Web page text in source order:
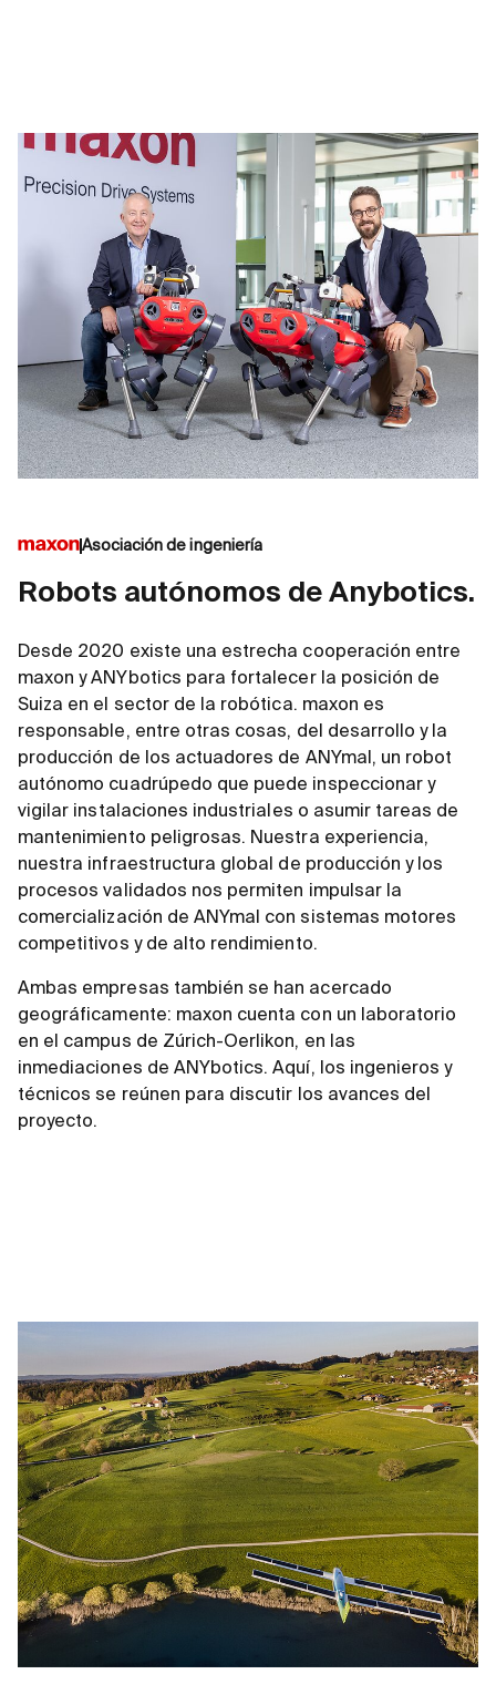
Asociación de ingeniería
Robots autónomos de Anybotics.
Desde 2020 existe una estrecha cooperación entre
maxon y ANYbotics para fortalecer la posición de
Suiza en el sector de la robótica. maxon es
responsable, entre otras cosas, del desarrollo y la
producción de los actuadores de ANYmal, un robot
autónomo cuadrúpedo que puede inspeccionar y
vigilar instalaciones industriales o asumir tareas de
mantenimiento peligrosas. Nuestra experiencia,
nuestra infraestructura global de producción y los
procesos validados nos permiten impulsar la
comercialización de ANYmal con sistemas motores
competitivos y de alto rendimiento.
Ambas empresas también se han acercado
geográficamente: maxon cuenta con un laboratorio
en el campus de Zúrich-Oerlikon, en las
inmediaciones de ANYbotics. Aquí, los ingenieros y
técnicos se reúnen para discutir los avances del
proyecto.